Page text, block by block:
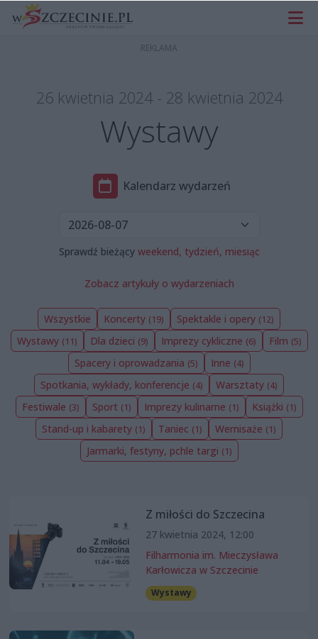
26 kwietnia 2024 - 28 kwietnia 2024
Wystawy
Kalendarz wydarzeń
Sprawdź bieżący weekend, tydzień, miesiąc
Zobacz artykuły o wydarzeniach
Wszystkie Koncerty (19) Spektakle i opery (12)
Wystawy (11) Dla dzieci (9) Imprezy cykliczne (6) Film (5)
Spacery i oprowadzania (5) Inne (4)
Spotkania, wykłady, konferencje (4) Warsztaty (4)
Festiwale (3) Sport (1) Imprezy kulinarne (1) Książki (1)
Stand-up i kabarety (1) Taniec (1) Wernisaże (1)
Jarmarki, festyny, pchle targi (1)
Z miłości do Szczecina
27 kwietnia 2024, 12:00
Filharmonia im. Mieczysława
Karłowicza w Szczecinie
Wystawy